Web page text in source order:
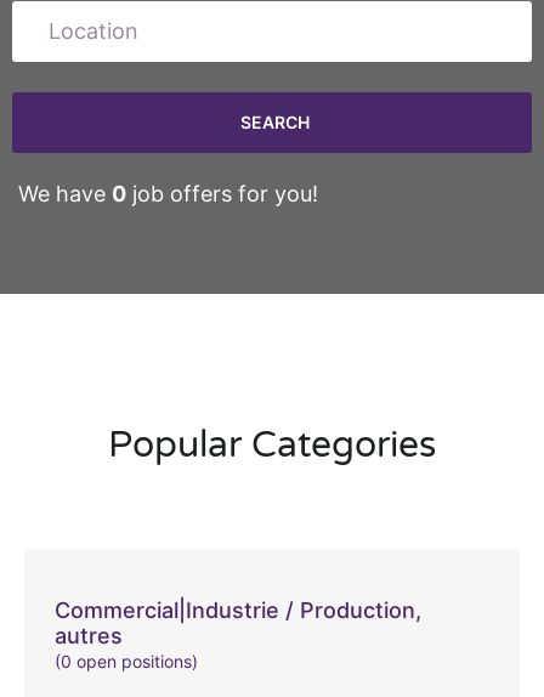
We have 0 job offers for you!
Popular Categories
Commercial|Industrie / Production,
autres
(0 open positions)